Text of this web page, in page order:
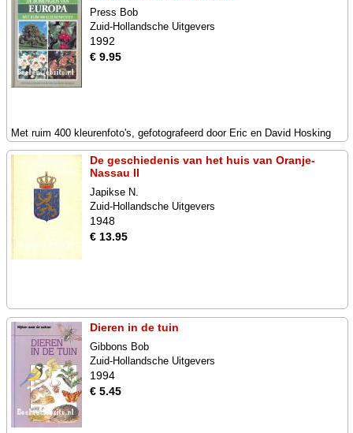
Press Bob
Zuid-Hollandsche Uitgevers
1992
€ 9.95
Met ruim 400 kleurenfoto's, gefotografeerd door Eric en David Hosking
De geschiedenis van het huis van Oranje-
Nassau II
Japikse N.
Zuid-Hollandsche Uitgevers
1948
€ 13.95
Dieren in de tuin
Gibbons Bob
Zuid-Hollandsche Uitgevers
1994
€ 5.45